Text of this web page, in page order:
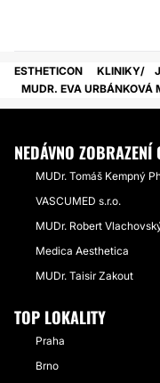
ESTHETICON KLINIKY
MUDR. EVA URBÁNKOVÁ
NEDÁVNO
MUDr. Tomáš Kempný
VASCUMED s.r.o.
MUDr. Robert
Medica Aesthetica
MUDr. Taisir Zakout
TOP LOKALITY
Praha
Brno